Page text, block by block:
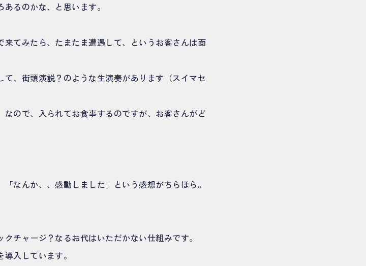
るのかな、と思います。
てみたら、たまたま遭遇して、というお客さんは面
、街頭演説？のような生演奏があります（スイマセ
ので、入られてお食事するのですが、お客さんがど
なんか、、感動しました」という感想がちらほら。
チャージ？なるお代はいただかない仕組みです。
入しています。